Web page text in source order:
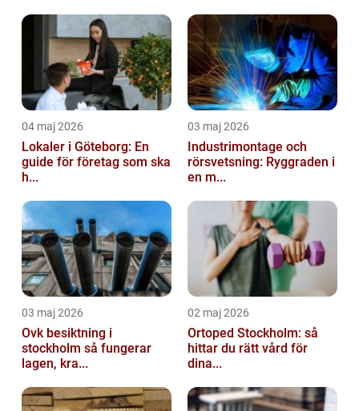
04 maj 2026
Lokaler i Göteborg: En
guide för företag som ska
h...
03 maj 2026
Industrimontage och
rörsvetsning: Ryggraden i
en m...
03 maj 2026
Ovk besiktning i
stockholm så fungerar
lagen, kra...
02 maj 2026
Ortoped Stockholm: så
hittar du rätt vård för
dina...